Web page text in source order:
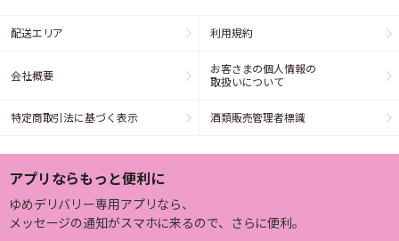
配送エリア 利用規約
会社概要
お客さまの個人情報の
取扱いについて
特定商取引法に基づく表示 酒類販売管理者標識
アプリならもっと便利に
ゆめデリバリー専用アプリなら、
メッセージの通知がスマホに来るので、さらに便利。